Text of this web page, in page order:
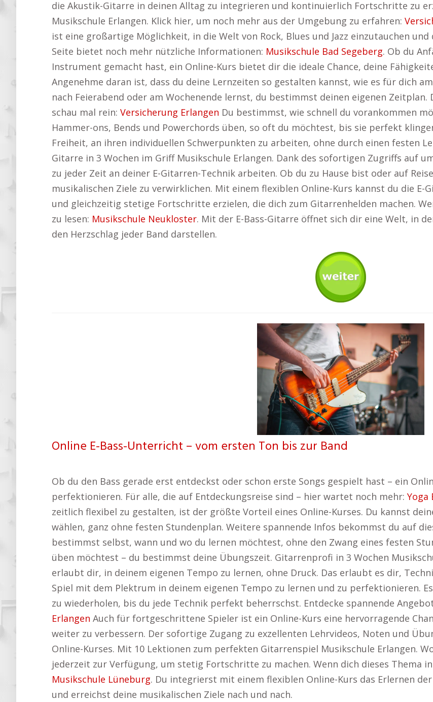
die Akustik-Gitarre in deinen Alltag zu integrieren und kontinuierlich Fortschritte zu
Musikschule Erlangen. Klick hier, um noch mehr aus der Umgebung zu erfahren:
ist eine großartige Möglichkeit, in die Welt von Rock, Blues und Jazz einzutauchen
Seite bietet noch mehr nützliche Informationen: Musikschule Bad Segeberg. Ob du
Instrument gemacht hast, ein Online-Kurs bietet dir die ideale Chance, deine
Angenehme daran ist, dass du deine Lernzeiten so gestalten kannst, wie es für dich
nach Feierabend oder am Wochenende lernst, du bestimmst deinen eigenen
schau mal rein: Versicherung Erlangen Du bestimmst, wie schnell du vorankommen
Hammer-ons, Bends und Powerchords üben, so oft du möchtest, bis sie perfekt
Freiheit, an ihren individuellen Schwerpunkten zu arbeiten, ohne durch einen festen
Gitarre in 3 Wochen im Griff Musikschule Erlangen. Dank des sofortigen Zugriffs auf
zu jeder Zeit an deiner E-Gitarren-Technik arbeiten. Ob du zu Hause bist oder auf
musikalischen Ziele zu verwirklichen. Mit einem flexiblen Online-Kurs kannst du die
und gleichzeitig stetige Fortschritte erzielen, die dich zum Gitarrenhelden machen.
zu lesen: Musikschule Neukloster. Mit der E-Bass-Gitarre öffnet sich dir eine Welt, in
den Herzschlag jeder Band darstellen.
Online E-Bass-Unterricht – vom ersten Ton bis zur Band
Ob du den Bass gerade erst entdeckst oder schon erste Songs gespielt hast – ein
perfektionieren. Für alle, die auf Entdeckungsreise sind – hier wartet noch mehr: Yoga
zeitlich flexibel zu gestalten, ist der größte Vorteil eines Online-Kurses. Du kannst
wählen, ganz ohne festen Stundenplan. Weitere spannende Infos bekommst du auf
bestimmst selbst, wann und wo du lernen möchtest, ohne den Zwang eines festen
üben möchtest – du bestimmst deine Übungszeit. Gitarrenprofi in 3 Wochen
erlaubt dir, in deinem eigenen Tempo zu lernen, ohne Druck. Das erlaubt es dir,
Spiel mit dem Plektrum in deinem eigenen Tempo zu lernen und zu perfektionieren.
zu wiederholen, bis du jede Technik perfekt beherrschst. Entdecke spannende
Erlangen Auch für fortgeschrittene Spieler ist ein Online-Kurs eine hervorragende
weiter zu verbessern. Der sofortige Zugang zu exzellenten Lehrvideos, Noten und
Online-Kurses. Mit 10 Lektionen zum perfekten Gitarrenspiel Musikschule Erlangen.
jederzeit zur Verfügung, um stetig Fortschritte zu machen. Wenn dich dieses Thema
Musikschule Lüneburg. Du integrierst mit einem flexiblen Online-Kurs das Erlernen
und erreichst deine musikalischen Ziele nach und nach.